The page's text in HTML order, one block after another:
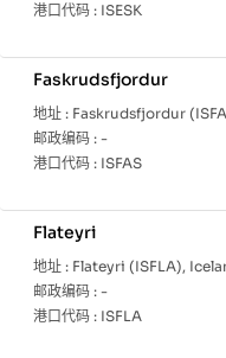
港口代码 : ISESK
Faskrudsfjordur
地址 : Faskrudsfjordur
邮政编码 : -
港口代码 : ISFAS
Flateyri
地址 : Flateyri (ISFLA),
邮政编码 : -
港口代码 : ISFLA